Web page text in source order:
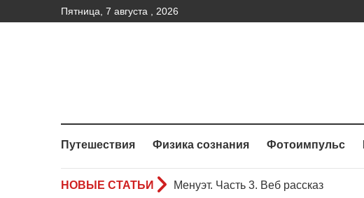
Пятница, 7 августа , 2026
Путешествия Физика сознания Фотоимпульс
НОВЫЕ СТАТЬИ
Менуэт.Часть 2 – Веб рассказ